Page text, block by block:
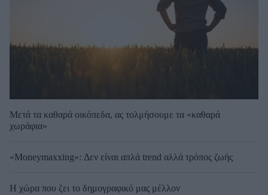
Μετά τα καθαρά οικόπεδα, ας τολμήσουμε τα «καθαρά
χωράφια»
«Moneymaxxing»: Δεν είναι απλά trend αλλά τρόπος ζωής
Η χώρα που ζει το δημογραφικό μας μέλλον